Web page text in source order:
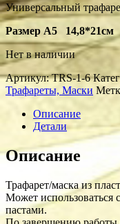
Универсальный
Размер А5 14,8*21см
Нет в наличии
Артикул:TRS-1-6
Трафареты, Маски
Описание
Детали
Описание
Трафарет/маска из
Может использоваться
пастами.